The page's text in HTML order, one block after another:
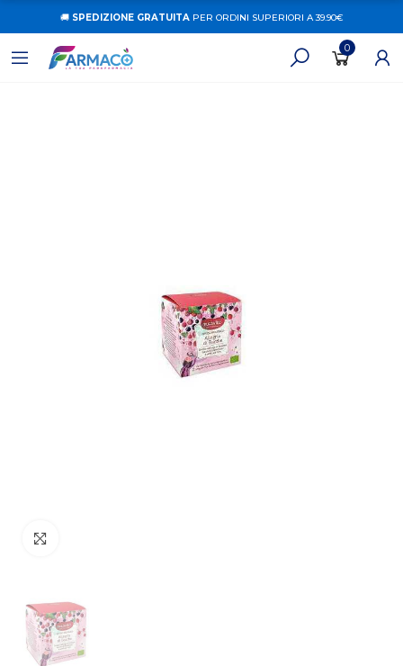
🚚 SPEDIZIONE GRATUITAPER ORDINI SUPERIORI A 39.90€
0